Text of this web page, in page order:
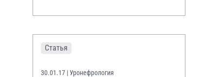
тромбоцитов с последующей
Статья
30.01.17 | Уронефрология